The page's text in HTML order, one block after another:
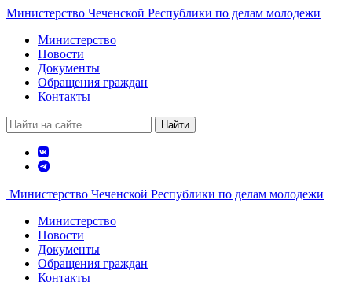
Министерство Чеченской Республики по делам молодежи
Министерство
Новости
Документы
Обращения граждан
Контакты
Найти
Министерство Чеченской Республики по делам молодежи
Министерство
Новости
Документы
Обращения граждан
Контакты